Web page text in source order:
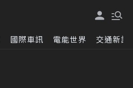
國際車訊 電能世界 交通新訊